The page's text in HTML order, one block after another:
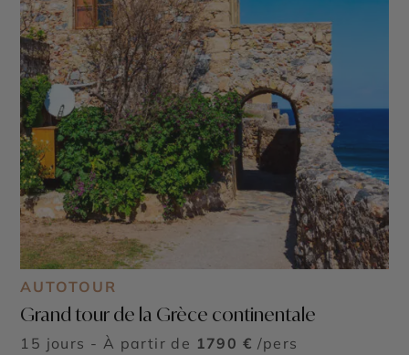
AUTOTOUR
Grand tour de la Grèce continentale
15 jours - À partir de 1790 € /pers